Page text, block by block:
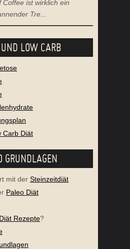
Coffee ist wirklich ein
Tre...
LOW CARB
Carb Diät
GRUNDLAGEN
mit der Steinzeitdiät
Paleo Diät
Rezepte?